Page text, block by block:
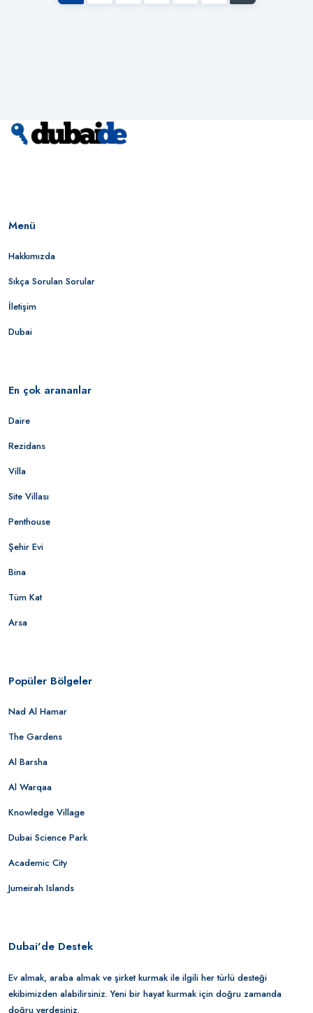
Menü
Hakkımızda
Sıkça Sorulan Sorular
İletişim
Dubai
En çok arananlar
Daire
Rezidans
Villa
Site Villası
Penthouse
Şehir Evi
Bina
Tüm Kat
Arsa
Popüler Bölgeler
Nad Al Hamar
The Gardens
Al Barsha
Al Warqaa
Knowledge Village
Dubai Science Park
Academic City
Jumeirah Islands
Dubai'de Destek
Ev almak, araba almak ve şirket kurmak ile ilgili her türlü desteği
ekibimizden alabilirsiniz. Yeni bir hayat kurmak için doğru zamanda
doğru yerdesiniz.